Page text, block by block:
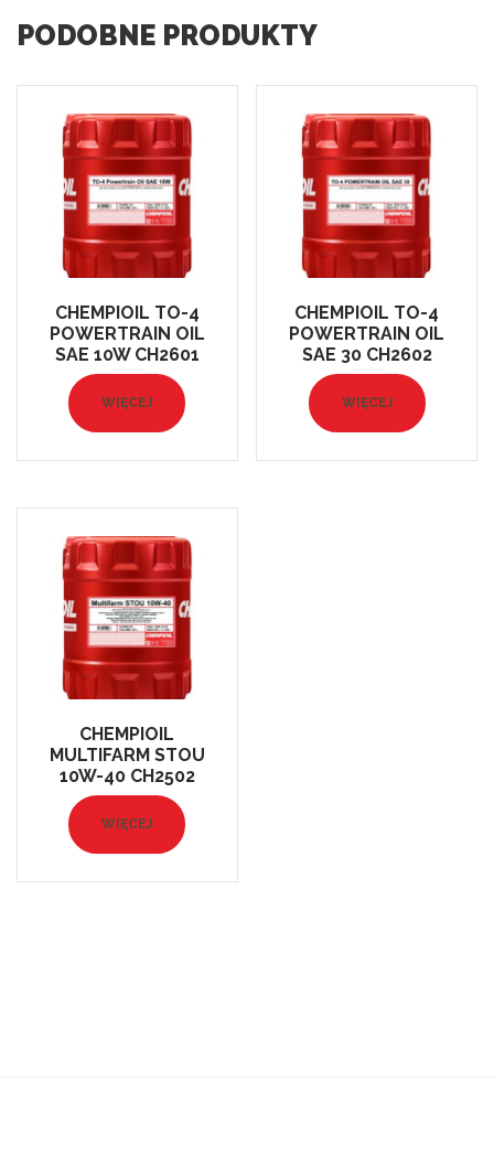
PODOBNE PRODUKTY
CHEMPIOIL TO-4
POWERTRAIN OIL
SAE 10W CH2601
WIĘCEJ
CHEMPIOIL TO-4
POWERTRAIN OIL
SAE 30 CH2602
WIĘCEJ
CHEMPIOIL
MULTIFARM STOU
10W-40 CH2502
WIĘCEJ